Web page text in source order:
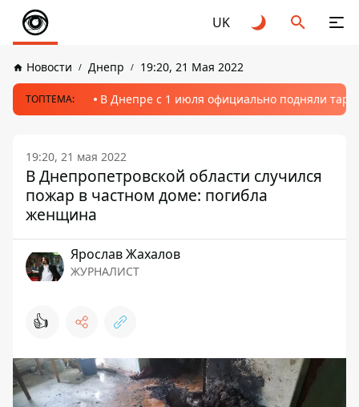
UK
Новости Днепр 19:20, 21 Мая 2022
ТОПТЕМА: В Днепре с 1 июля официально подняли
19:20, 21 мая 2022
В Днепропетровской области случился
пожар в частном доме: погибла
женщина
Ярослав Жахалов
ЖУРНАЛИСТ
👍